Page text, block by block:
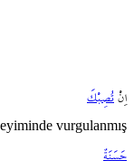
اِنْ تُصِبْكَ
vurgulanmış
حَسَنَةٌ